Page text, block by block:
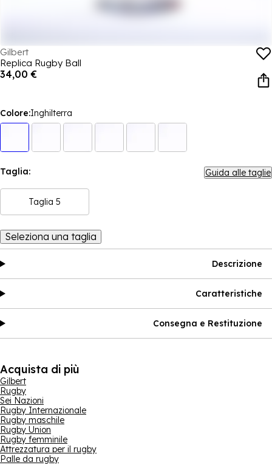
Gilbert
Replica Rugby Ball
34,00 €
Colore:Inghilterra
Taglia: Guida alle taglie
Taglia 5
Seleziona una taglia
Descrizione
Caratteristiche
Consegna e Restituzione
Acquista di più
Gilbert
Rugby
Sei Nazioni
Rugby Internazionale
Rugby maschile
Rugby Union
Rugby femminile
Attrezzatura per il rugby
Palle da rugby